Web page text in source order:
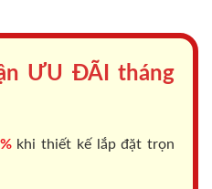
ƯU ĐÃI tháng
khi thiết kế lắp đặt trọn